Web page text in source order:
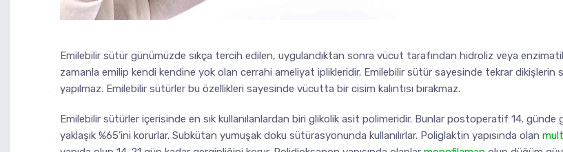
Emilebilir sütür günümüzde sıkça tercih edilen, uygulandıktan sonra vücut tarafından hidroliz veya
zamanla emilip kendi kendine yok olan cerrahi ameliyat iplikleridir. Emilebilir sütür sayesinde tekrar dikişlerin
yapılmaz. Emilebilir sütürler bu özellikleri sayesinde vücutta bir cisim kalıntısı bırakmaz.
Emilebilir sütürler içerisinde en sık kullanılanlardan biri glikolik asit polimeridir. Bunlar postoperatif 14. günde
yaklaşık %65’ini korurlar. Subkütan yumuşak doku sütürasyonunda kullanılırlar. Poliglaktin yapısında olan